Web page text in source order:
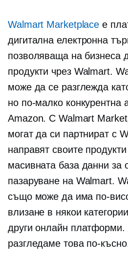
Walmart Marketplace е
дигитална електронна
позволяваща на бизнеса
продукти чрез Walmart.
може да се разглежда
но по-малко конкурентна
Amazon. С Walmart
могат да си партнират с
направят своите
масивната база данни за
пазаруване на Walmart.
също може да има по-
влизане в някои
други онлайн
разгледаме това по-